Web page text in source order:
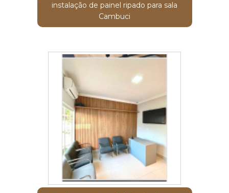
instalação de painel ripado para sala
Cambuci